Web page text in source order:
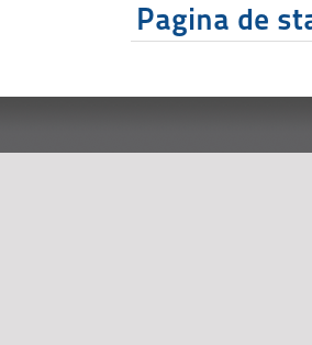
Pagina de